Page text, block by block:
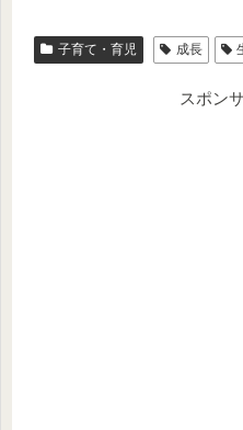
子育て・育児 成長
スポン